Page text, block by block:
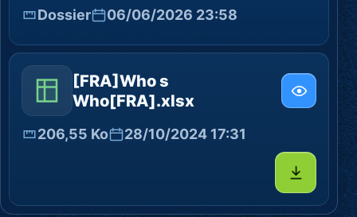
Dossier 06/06/2026 23:58
[FRA]Who s
Who[FRA].xlsx
206,55 Ko 28/10/2024 17:31